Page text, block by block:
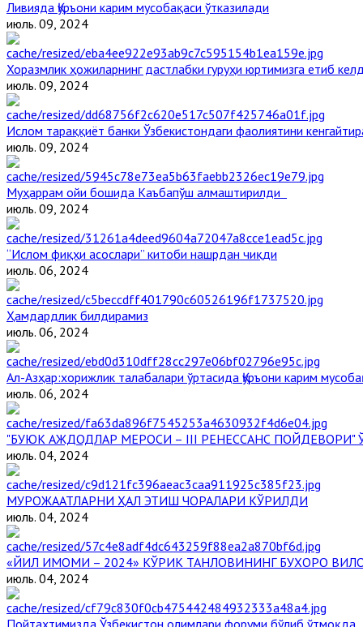
Ливияда Қуръони карим мусобақаси ўтказилади
июль. 09, 2024
Хоразмлик ҳожиларнинг дастлабки гуруҳи юртимизга етиб
июль. 09, 2024
Ислом тараққиёт банки Ўзбекистондаги фаолиятини
июль. 09, 2024
Муҳаррам ойи бошида Каъбапўш алмаштирилди
июль. 09, 2024
“Ислом фиқҳи асослари” китоби нашрдан чиқди
июль. 06, 2024
Ҳамдардлик билдирамиз
июль. 06, 2024
Aл-Aзҳар:хорижлик талабалари ўртасида Қуръони карим
июль. 06, 2024
"БУЮК АЖДОДЛАР МЕРОСИ – III РЕНЕССАНС
июль. 04, 2024
МУРОЖААТЛАРНИ ҲАЛ ЭТИШ ЧОРАЛАРИ КЎРИЛДИ
июль. 04, 2024
«ЙИЛ ИМОМИ – 2024» КЎРИК ТАНЛОВИНИНГ БУХОРО
июль. 04, 2024
Пойтахтимизда Ўзбекистон олимлари форуми бўлиб ўтмоқда